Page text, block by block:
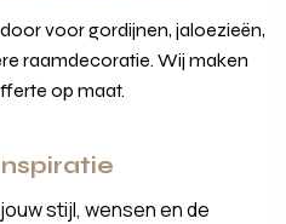
voor gordijnen, jaloezieën,
raamdecoratie. Wij maken
op maat.
stijl, wensen en de